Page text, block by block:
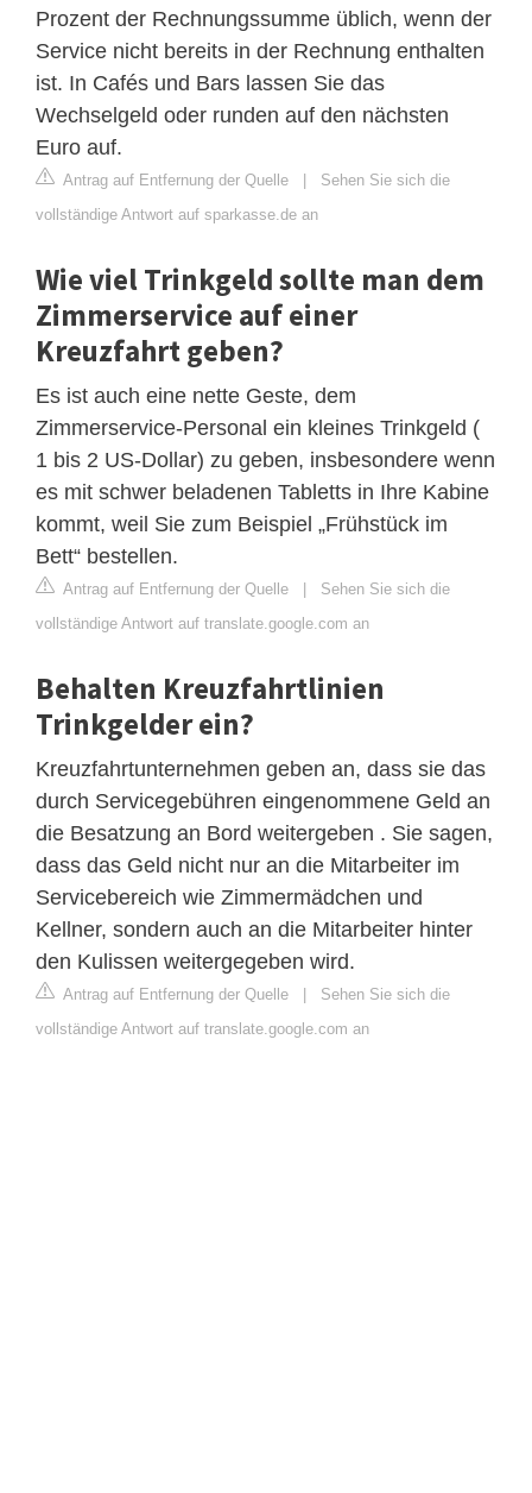
Prozent der Rechnungssumme üblich, wenn der
Service nicht bereits in der Rechnung enthalten
ist. In Cafés und Bars lassen Sie das
Wechselgeld oder runden auf den nächsten
Euro auf.
Antrag auf Entfernung der Quelle | Sehen Sie sich die
vollständige Antwort auf sparkasse.de an
Wie viel Trinkgeld sollte man dem
Zimmerservice auf einer
Kreuzfahrt geben?
Es ist auch eine nette Geste, dem
Zimmerservice-Personal ein kleines Trinkgeld (
1 bis 2 US-Dollar) zu geben, insbesondere wenn
es mit schwer beladenen Tabletts in Ihre Kabine
kommt, weil Sie zum Beispiel „Frühstück im
Bett“ bestellen.
Antrag auf Entfernung der Quelle | Sehen Sie sich die
vollständige Antwort auf translate.google.com an
Behalten Kreuzfahrtlinien
Trinkgelder ein?
Kreuzfahrtunternehmen geben an, dass sie das
durch Servicegebühren eingenommene Geld an
die Besatzung an Bord weitergeben . Sie sagen,
dass das Geld nicht nur an die Mitarbeiter im
Servicebereich wie Zimmermädchen und
Kellner, sondern auch an die Mitarbeiter hinter
den Kulissen weitergegeben wird.
Antrag auf Entfernung der Quelle | Sehen Sie sich die
vollständige Antwort auf translate.google.com an